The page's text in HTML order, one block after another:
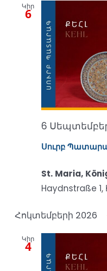
Կիր
6
Սուրբ
6
St. Maria,
Haydnstraße 1,
Հոկտեմբերի 2026
Կիր
4